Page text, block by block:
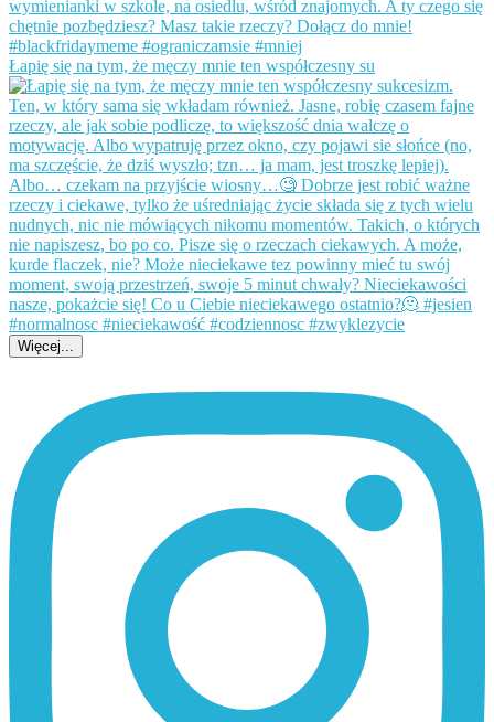
Łapię się na tym, że męczy mnie ten współczesny su
Więcej...